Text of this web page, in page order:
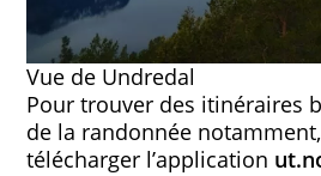
Vue de Undredal
Pour trouver des itinéraires
de la randonnée
télécharger l’application